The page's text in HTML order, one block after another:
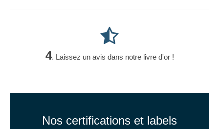
4. Laissez un avis dans notre livre d'or !
Nos certifications et labels